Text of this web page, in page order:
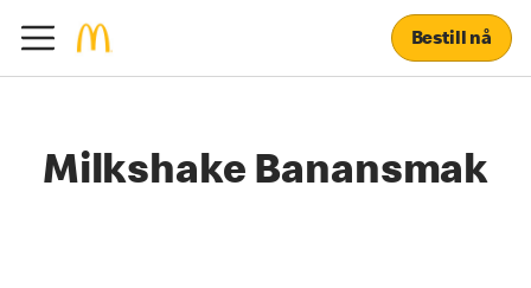
Bestill nå
Milkshake Banansmak